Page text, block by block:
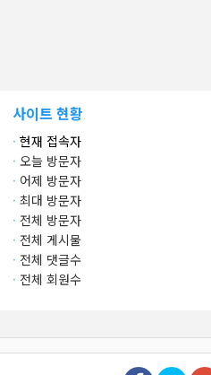
사이트 현황
· 현재 접속자
· 오늘 방문자
· 어제 방문자
· 최대 방문자
· 전체 방문자
· 전체 게시물
· 전체 댓글수
· 전체 회원수